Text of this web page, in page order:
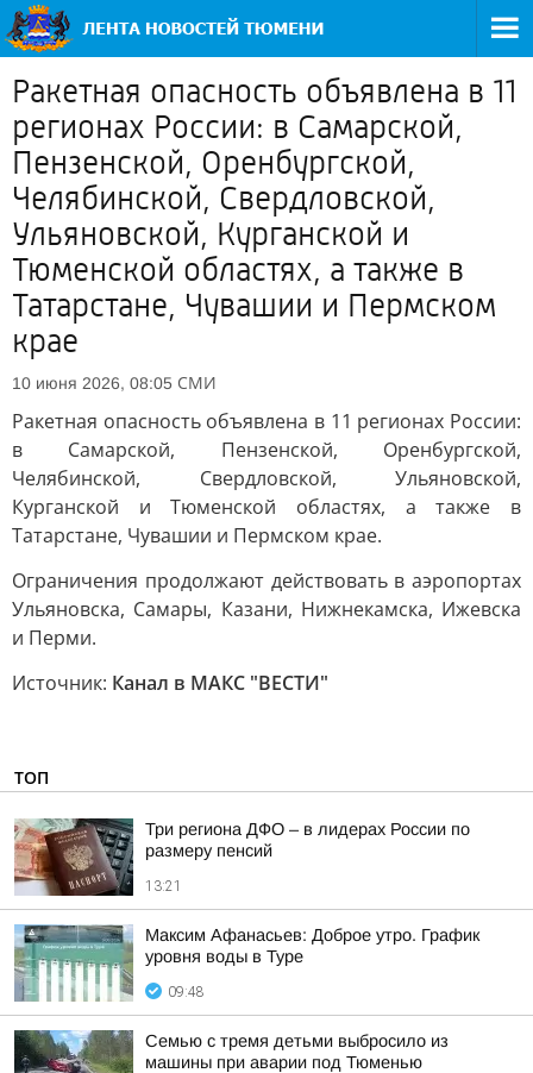
Ракетная опасность объявлена в 11
регионах России: в Самарской,
Пензенской, Оренбургской,
Челябинской, Свердловской,
Ульяновской, Курганской и
Тюменской областях, а также в
Татарстане, Чувашии и Пермском
крае
10 июня 2026, 08:05 СМИ
Ракетная опасность объявлена в 11 регионах России:
в Самарской, Пензенской, Оренбургской,
Челябинской, Свердловской, Ульяновской,
Курганской и Тюменской областях, а также в
Татарстане, Чувашии и Пермском крае.
Ограничения продолжают действовать в аэропортах
Ульяновска, Самары, Казани, Нижнекамска, Ижевска
и Перми.
Источник: Канал в МАКС "ВЕСТИ"
ТОП
Три региона ДФО – в лидерах России по
размеру пенсий
13:21
Максим Афанасьев: Доброе утро. График
уровня воды в Туре
09:48
Семью с тремя детьми выбросило из
машины при аварии под Тюменью